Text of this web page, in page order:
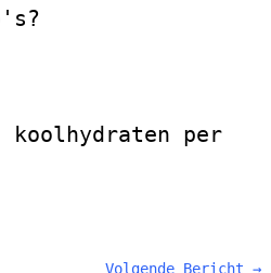
koolhydraten per
Volgende Bericht →